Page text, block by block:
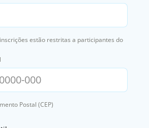
estão restritas a participantes do
Postal (CEP)